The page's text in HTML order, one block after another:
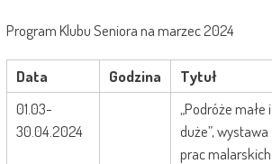
Program Klubu Seniora na marzec 2024
Data Godzina Tytuł
01.03-
30.04.2024
„Podróże małe i
duże”, wystawa
prac malarskich